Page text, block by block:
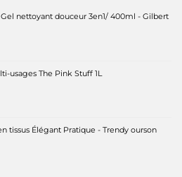
nettoyant douceur 3en1/ 400ml - Gilbert
usages The Pink Stuff 1L
tissus Élégant Pratique - Trendy ourson